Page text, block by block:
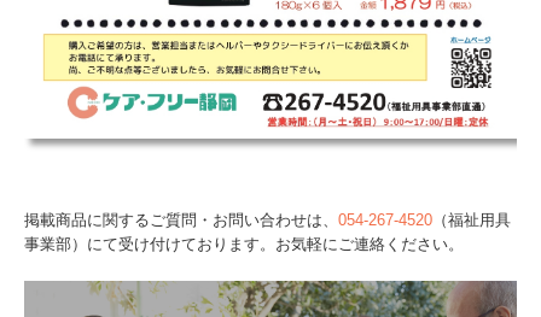
掲載商品に関するご質問・お問い合わせは、 054-267-4520 （福祉用具
事業部）にて受け付けております。お気軽にご連絡ください。